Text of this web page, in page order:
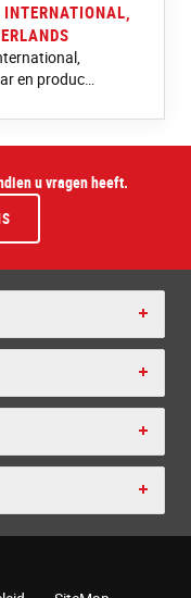
en produc…
u vragen heeft.